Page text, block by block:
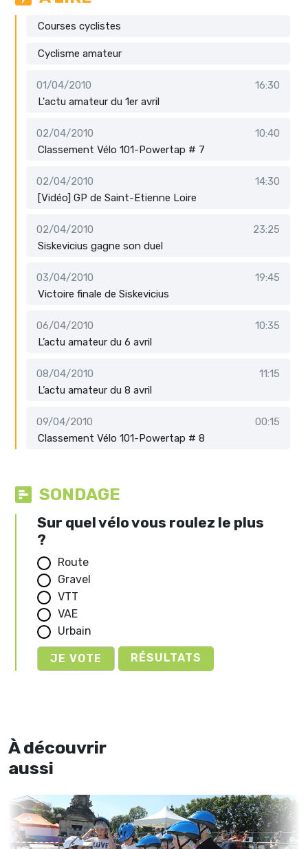
Courses cyclistes
Cyclisme amateur
01/04/2010
16:30
L'actu amateur du 1er avril
02/04/2010
10:40
Classement Vélo 101-Powertap # 7
02/04/2010
14:30
[Vidéo] GP de Saint-Etienne Loire
02/04/2010
23:25
Siskevicius gagne son duel
03/04/2010
19:45
Victoire finale de Siskevicius
06/04/2010
10:35
L’actu amateur du 6 avril
08/04/2010
11:15
L’actu amateur du 8 avril
09/04/2010
00:15
Classement Vélo 101-Powertap # 8
SONDAGE
Sur quel vélo vous roulez le plus
?
Route
Gravel
VTT
VAE
Urbain
RÉSULTATS
À découvrir
aussi